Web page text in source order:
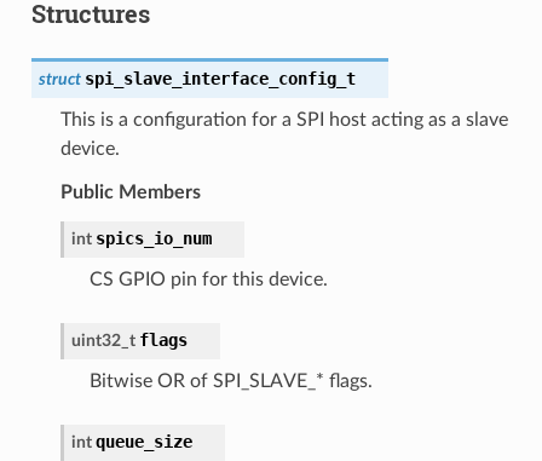
Structures
struct spi_slave_interface_config_t
This is a configuration for a SPI host acting as a slave
device.
Public Members
int spics_io_num
CS GPIO pin for this device.
uint32_t flags
Bitwise OR of SPI_SLAVE_* flags.
int queue_size